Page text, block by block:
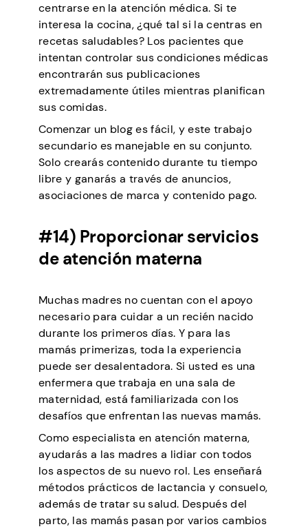
centrarse en la atención médica. Si te
interesa la cocina, ¿qué tal si la centras en
recetas saludables? Los pacientes que
intentan controlar sus condiciones médicas
encontrarán sus publicaciones
extremadamente útiles mientras planifican
sus comidas.
Comenzar un blog es fácil, y este trabajo
secundario es manejable en su conjunto.
Solo crearás contenido durante tu tiempo
libre y ganarás a través de anuncios,
asociaciones de marca y contenido pago.
#14) Proporcionar servicios
de atención materna
Muchas madres no cuentan con el apoyo
necesario para cuidar a un recién nacido
durante los primeros días. Y para las
mamás primerizas, toda la experiencia
puede ser desalentadora. Si usted es una
enfermera que trabaja en una sala de
maternidad, está familiarizada con los
desafíos que enfrentan las nuevas mamás.
Como especialista en atención materna,
ayudarás a las madres a lidiar con todos
los aspectos de su nuevo rol. Les enseñará
métodos prácticos de lactancia y consuelo,
además de tratar su salud. Después del
parto, las mamás pasan por varios cambios